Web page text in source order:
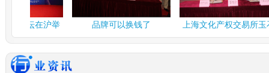
文化和旅游部：开展“...
人民网北京2月26日电（记
社
中
坛在沪举 品牌可以换钱了
上海文化产权交易所玉石
交易中...